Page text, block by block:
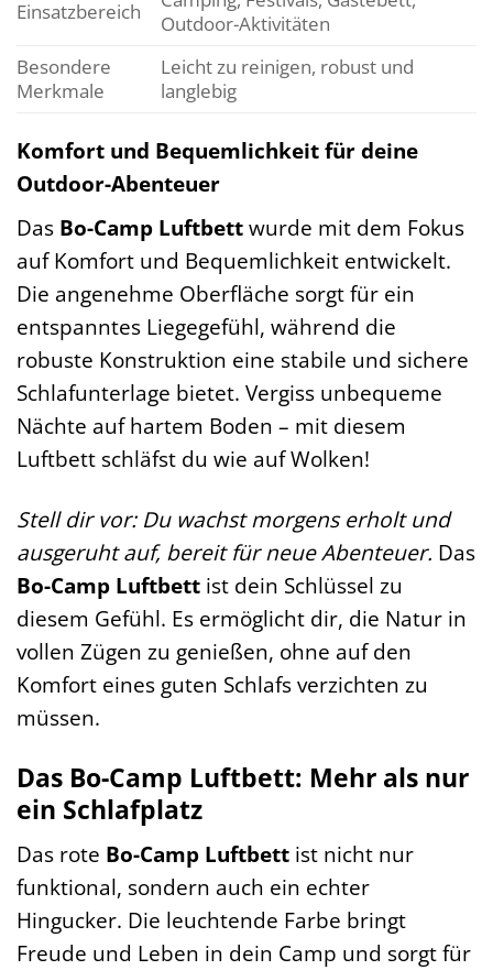
Einsatzbereich
Outdoor-Aktivitäten
Besondere
Merkmale
Leicht zu reinigen, robust und
langlebig
Komfort und Bequemlichkeit für deine
Outdoor-Abenteuer
Das Bo-Camp Luftbettwurde mit dem Fokus
auf Komfort und Bequemlichkeit entwickelt.
Die angenehme Oberfläche sorgt für ein
entspanntes Liegegefühl, während die
robuste Konstruktion eine stabile und sichere
Schlafunterlage bietet. Vergiss unbequeme
Nächte auf hartem Boden – mit diesem
Luftbett schläfst du wie auf Wolken!
Stell dir vor: Du wachst morgens erholt und
ausgeruht auf, bereit für neue Abenteuer. Das
Bo-Camp Luftbett ist dein Schlüssel zu
diesem Gefühl. Es ermöglicht dir, die Natur in
vollen Zügen zu genießen, ohne auf den
Komfort eines guten Schlafs verzichten zu
müssen.
Das Bo-Camp Luftbett: Mehr als nur
ein Schlafplatz
Das rote Bo-Camp Luftbett ist nicht nur
funktional, sondern auch ein echter
Hingucker. Die leuchtende Farbe bringt
Freude und Leben in dein Camp und sorgt für